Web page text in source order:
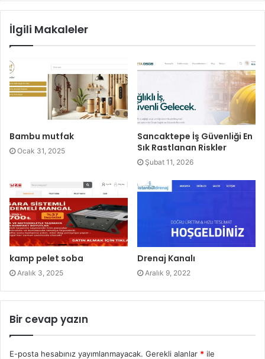
İlgili Makaleler
Bambu mutfak
Ocak 31, 2025
Sancaktepe İş Güvenliği En
Sık Rastlanan Riskler
Şubat 11, 2026
kamp pelet soba
Aralık 3, 2025
Drenaj Kanalı
Aralık 9, 2022
Bir cevap yazın
E-posta hesabınız yayımlanmayacak. Gerekli alanlar * ile